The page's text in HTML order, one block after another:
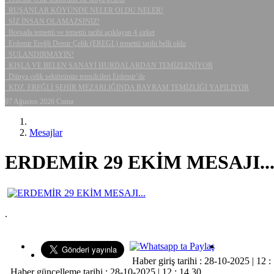
RUŞANLAR KÖYÜNDE NELER OLDU NELER!
SİZ İNSAN OLAMAZSINIZ!
Borsada temettü ve temettü tarihi açıklayan 4 şirket
Erdemir Ereğli Demir Çelik (EREGL) temettü tarihi belli oldu
SULANDIRMAYIN!
KIŞLA VE BELEN SANAYİ HURDALARDAN TEMİZLENİYOR
Dünya çelik sektörünün temsilcileri Erdemir’de
KDZ. EREĞLİ ŞEHİR MEZARLIĞINDA BAYRAM TEMİZLİĞİ YAPILIYOR
07 Ağustos 2026 Cuma
Mesajlar
ERDEMİR 29 EKİM MESAJI...
.
Haber giriş tarihi : 28-10-2025 | 12 :
Haber güncelleme tarihi : 28-10-2025 | 12 : 14 30